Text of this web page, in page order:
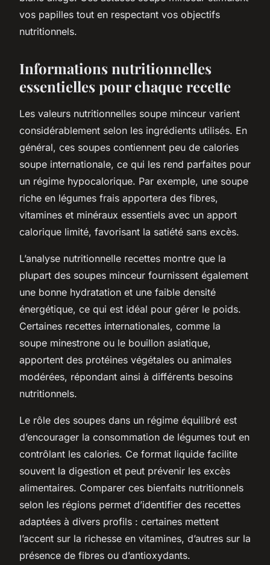
vos papilles tout en respectant vos objectifs
nutritionnels.
Informations nutritionnelles
essentielles pour chaque recette
Les valeurs nutritionnelles soupe minceur varient
considérablement selon les ingrédients utilisés. En
général, ces soupes contiennent peu de calories
soupe internationale, ce qui les rend parfaites pour
un régime hypocalorique. Par exemple, une soupe
riche en légumes frais apportera des fibres,
vitamines et minéraux essentiels avec un apport
calorique limité, favorisant la satiété sans excès.
L’analyse nutritionnelle recettes montre que la
plupart des soupes minceur fournissent également
une bonne hydratation et une faible densité
énergétique, ce qui est idéal pour gérer le poids.
Certaines recettes internationales, comme la
soupe minestrone ou le bouillon asiatique,
apportent des protéines végétales ou animales
modérées, répondant ainsi à différents besoins
nutritionnels.
Le rôle des soupes dans un régime équilibré est
d’encourager la consommation de légumes tout en
contrôlant les calories. Ce format liquide facilite
souvent la digestion et peut prévenir les excès
alimentaires. Comparer ces bienfaits nutritionnels
selon les régions permet d’identifier des recettes
adaptées à divers profils : certaines mettent
l’accent sur la richesse en vitamines, d’autres sur la
présence de fibres ou d’antioxydants.